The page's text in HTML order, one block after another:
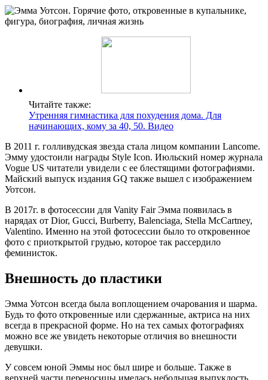
Читайте также:
Утренняя гимнастика для похудения дома. Для
начинающих, кому за 40, 50. Видео
В 2011 г. голливудская звезда стала лицом компании Lancome.
Эмму удостоили награды Style Icon. Июльский номер журнала
Vogue US читатели увидели с ее блестящими фотографиями.
Майский выпуск издания GQ также вышел с изображением
Уотсон.
В 2017г. в фотосессии для Vanity Fair Эмма появилась в
нарядах от Dior, Gucci, Burberry, Balenciaga, Stella McCartney,
Valentino. Именно на этой фотосессии было то откровенное
фото с приоткрытой грудью, которое так рассердило
феминисток.
Внешность до пластики
Эмма Уотсон всегда была воплощением очарования и шарма.
Будь то фото откровенные или сдержанные, актриса на них
всегда в прекрасной форме. Но на тех самых фотографиях
можно все же увидеть некоторые отличия во внешности
девушки.
У совсем юной Эммы нос был шире и больше. Также в
верхней части переносицы имелась небольшая выпуклость.